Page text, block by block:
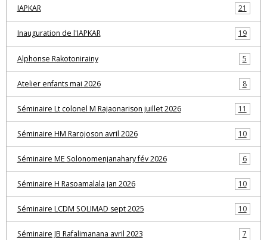
IAPKAR 21
Inauguration de l'IAPKAR 19
Alphonse Rakotonirainy 5
Atelier enfants mai 2026 8
Séminaire Lt colonel M Rajaonarison juillet 2026 11
Séminaire HM Rarojoson avril 2026 10
Séminaire ME Solonomenjanahary fév 2026 6
Séminaire H Rasoamalala jan 2026 10
Séminaire LCDM SOLIMAD sept 2025 10
Séminaire JB Rafalimanana avril 2023 7